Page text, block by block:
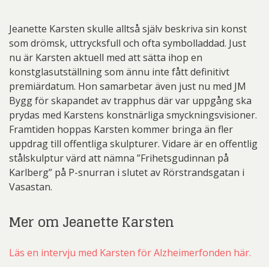
Jeanette Karsten skulle alltså själv beskriva sin konst
som drömsk, uttrycksfull och ofta symbolladdad. Just
nu är Karsten aktuell med att sätta ihop en
konstglasutställning som ännu inte fått definitivt
premiärdatum. Hon samarbetar även just nu med JM
Bygg för skapandet av trapphus där var uppgång ska
prydas med Karstens konstnärliga smyckningsvisioner.
Framtiden hoppas Karsten kommer bringa än fler
uppdrag till offentliga skulpturer. Vidare är en offentlig
stålskulptur värd att nämna ”Frihetsgudinnan på
Karlberg” på P-snurran i slutet av Rörstrandsgatan i
Vasastan.
Mer om Jeanette Karsten
Läs en intervju med Karsten för Alzheimerfonden här.